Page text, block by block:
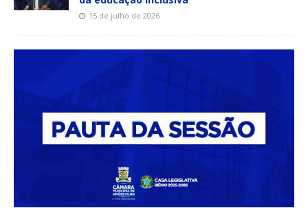
15 de julho de 2026